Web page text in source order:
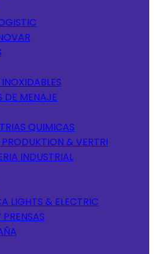
DE MENAJE
QUIMICAS
& VERTRI
INDUSTRIAL
LIGHTS & ELECTRIC
PRENSAS